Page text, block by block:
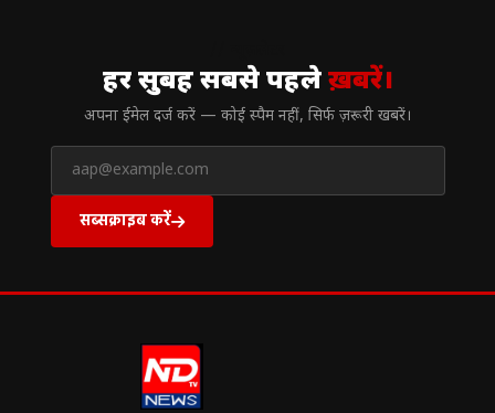
हर सुबह सबसे पहलेख़बरें।
अपना ईमेल दर्ज करें — कोई स्पैम नहीं, सिर्फ ज़रूरी खबरें।
सब्सक्राइब करें